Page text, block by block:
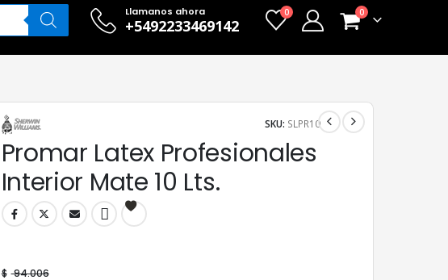
Llamanos ahora
+5492233469142
0 0
Promar Latex Profesionales
Interior Mate 10 Lts.
SKU: SLPR10
$ 94.006